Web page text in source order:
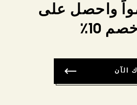
واحصل على
10٪
الآن